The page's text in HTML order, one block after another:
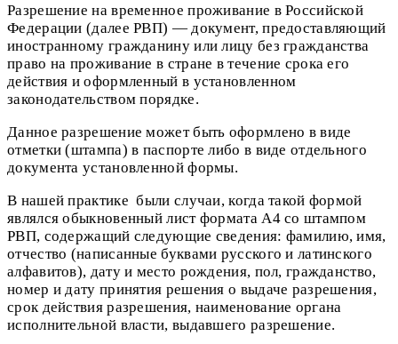
Разрешение на временное проживание в Российской
Федерации (далее РВП) — документ, предоставляющий
иностранному гражданину или лицу без гражданства
право на проживание в стране в течение срока его
действия и оформленный в установленном
законодательством порядке.
Данное разрешение может быть оформлено в виде
отметки (штампа) в паспорте либо в виде отдельного
документа установленной формы.
В нашей практике были случаи, когда такой формой
являлся обыкновенный лист формата А4 со штампом
РВП, содержащий следующие сведения: фамилию, имя,
отчество (написанные буквами русского и латинского
алфавитов), дату и место рождения, пол, гражданство,
номер и дату принятия решения о выдаче разрешения,
срок действия разрешения, наименование органа
исполнительной власти, выдавшего разрешение.